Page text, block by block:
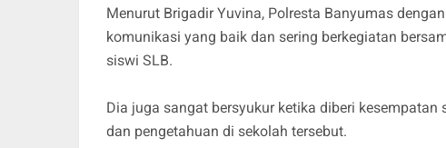
Menurut Brigadir Yuvina, Polresta Banyumas
komunikasi yang baik dan sering berkegiatan
siswi SLB.
Dia juga sangat bersyukur ketika diberi
dan pengetahuan di sekolah tersebut.